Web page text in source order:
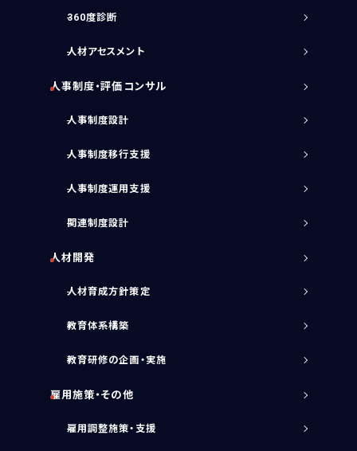
360度診断
人材アセスメント
人事制度・評価コンサル
人事制度設計
人事制度移行支援
人事制度運用支援
関連制度設計
人材開発
人材育成方針策定
教育体系構築
教育研修の企画・実施
雇用施策・その他
雇用調整施策・支援